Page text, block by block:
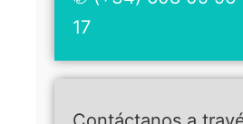
17